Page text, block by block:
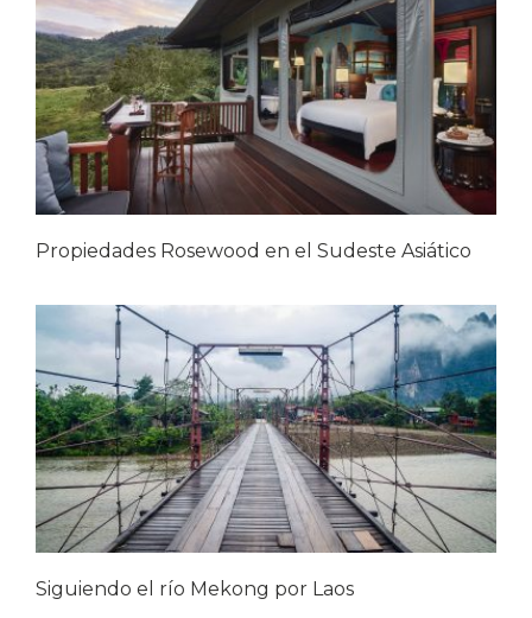
Propiedades Rosewood en el Sudeste Asiático
Siguiendo el río Mekong por Laos